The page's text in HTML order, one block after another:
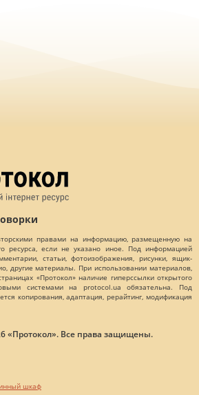
правами на информацию, размещенную на
ресурса, если не указано иное. Под информацией
статьи, фотоизображения, рисунки, ящик-
другие материалы. При использовании материалов,
«Протокол» наличие гиперссылки открытого
системами на protocol.ua обязательна. Под
копирования, адаптация, рерайтинг, модификация
«Протокол». Все права защищены.
шкаф